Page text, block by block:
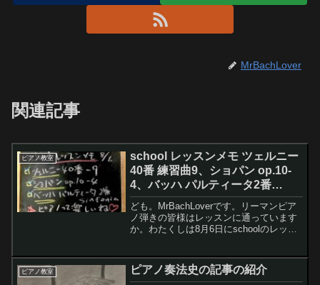
MrBachLover
関連記事
ピアノ教室
school レッスンメモ ツェルニー
40番 練習曲9、ショパン op.10-
4、バッハ パルティータ2番
sinfonia
ども。MrBachLoverです。リーマンピア
ノ弾きの皆様はレッスンに通っています
か。わたくしは8月6日にschoolのレッス
ちゃんツェルニー40番 練習曲9もショパ
ン...
ピアノ教室 ピアノ奏法史の記事の紹介